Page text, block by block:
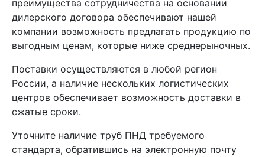
преимущества сотрудничества на основании
дилерского договора обеспечивают нашей
компании возможность предлагать продукцию по
выгодным ценам, которые ниже среднерыночных.
Поставки осуществляются в любой регион
России, а наличие нескольких логистических
центров обеспечивает возможность доставки в
сжатые сроки.
Уточните наличие труб ПНД требуемого
стандарта, обратившись на электронную почту